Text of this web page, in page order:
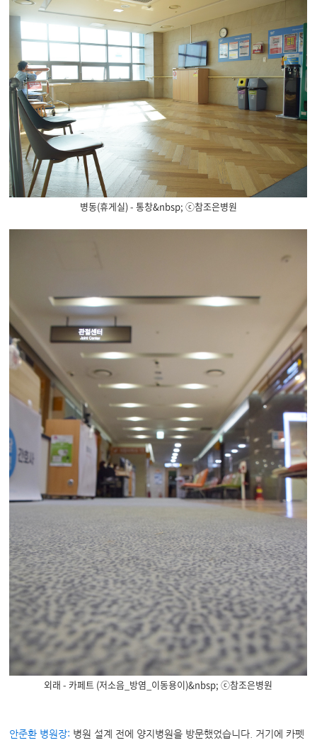
병동(휴게실) - 통창&nbsp; ⓒ참조은병원
외래 - 카페트 (저소음_방염_이동용이)&nbsp; ⓒ참조은병원
안준환 병원장: 병원 설계 전에 양지병원을 방문했었습니다. 거기에 카펫